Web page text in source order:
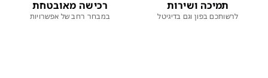
תמיכה ושירות
לרשותכם בפון וגם בדיגיטל
רכישה מאובטחת
במבחר רחב של אפשרויות